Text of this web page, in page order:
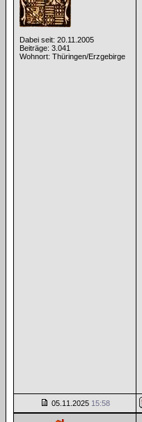
Dabei seit: 20.11.2005
Beiträge: 3.041
Wohnort: Thüringen/Erzgebirge
05.11.2025 15:58